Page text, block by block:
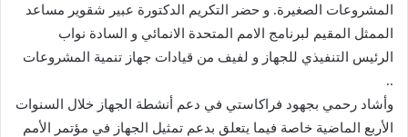
المشروعات الصغيرة. و حضر التكريم الدكتورة عبير شقوير مساعد
الممثل المقيم لبرنامج الامم المتحدة الانمائي و السادة نواب
الرئيس التنفيذي للجهاز و لفيف من قيادات جهاز تنمية المشروعات
..
وأشاد رحمي بجهود فراكاستي في دعم أنشطة الجهاز خلال السنوات
الأربع الماضية خاصة فيما يتعلق بدعم تمثيل الجهاز في مؤتمر الأمم